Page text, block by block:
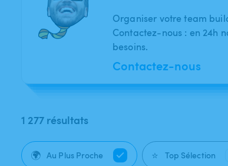
Organiser votre team
Contactez-nous : en 24h
besoins.
Contactez-nous
1 277 résultats
🌍 Au Plus Proche ⭐ Top Sélection